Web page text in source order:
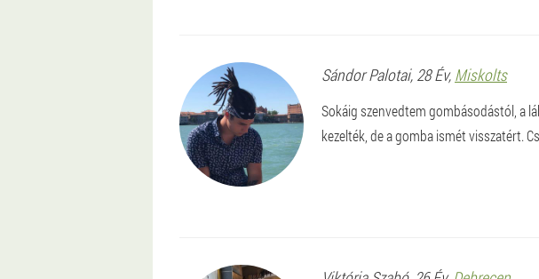
Sándor Palotai, 28 Év, Miskolts
Sokáig szenvedtem gombásodástól, a
kezelték, de a gomba ismét visszatért.